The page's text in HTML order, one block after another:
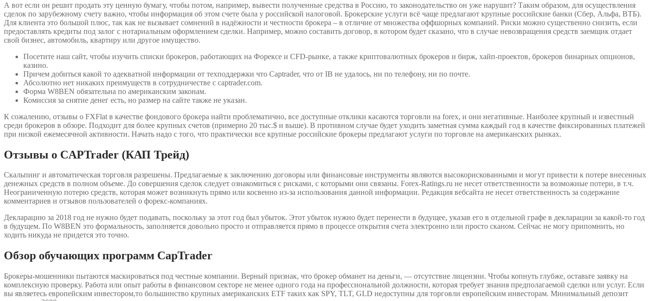
А вот если он решит продать эту ценную бумагу, чтобы потом, например, вывести полученные средства в Россию, то законодательство он уже нарушит? Таким образом, для осуществления
сделок по зарубежному счету важно, чтобы информация об этом счете была у российской налоговой. Брокерские услуги всё чаще предлагают крупные российские банки (Сбер, Альфа, ВТБ).
Для клиента это большой плюс, так как не вызывает сомнений в надёжности и честности брокера – в отличие от множества оффшорных компаний. Риски можно существенно снизить, если
предоставлять кредиты под залог с нотариальным оформлением сделки. Например, можно составить договор, в котором будет сказано, что в случае невозвращения средств заемщик отдает
свой бизнес, автомобиль, квартиру или другое имущество.
Посетите наш сайт, чтобы изучить списки брокеров, работающих на Форексе и CFD-рынке, а также криптовалютных брокеров и бирж, хайп-проектов, брокеров бинарных опционов,
казино.
Причем добиться какой то адекватной информации от техподдержки что Captrader, что от IB не удалось, ни по телефону, ни по почте.
Абсолютно нет никаких преимуществ в сотрудничестве с captrader.com.
Форма W8BEN обязательна по американским законам.
Комиссия за снятие денег есть, но размер на сайте также не указан.
К сожалению, отзывы о FXFlat в качестве фондового брокера найти проблематично, все доступные отклики касаются торговли на forex, и они негативные. Наиболее крупный и известный
среди брокеров в обзоре. Подходит для более крупных счетов (примерно 20 тыс.$ и выше). В противном случае будет уходить заметная сумма каждый год в качестве фиксированных платежей
при низкой ежемесячной активности. Начать надо с того, что практически все крупные российские брокеры предлагают услуги по торговле на американских рынках.
Отзывы о CAPTrader (КАП Трейд)
Скальпинг и автоматическая торговля разрешены. Предлагаемые к заключению договоры или финансовые инструменты являются высокорискованными и могут привести к потере внесенных
денежных средств в полном объеме. До совершения сделок следует ознакомиться с рисками, с которыми они связаны. Forex-Ratings.ru не несет ответственности за возможные потери, в т.ч.
Неограниченную потерю средств, которая может возникнуть прямо или косвенно из-за использования данной информации. Редакция вебсайта не несет ответственность за содержание
комментариев и отзывов пользователей о форекс-компаниях.
Декларацию за 2018 год не нужно будет подавать, поскольку за этот год был убыток. Этот убыток нужно будет перенести в будущее, указав его в отдельной графе в декларации за какой-то год
в будущем. По W8BEN это формальность, заполняется довольно просто и отправляется прямо в процессе открытия счета электронно или просто сканом. Сейчас не могу припомнить, но
ходить никуда не придется это точно.
Обзор обучающих программ CapTrader
Брокеры-мошенники пытаются маскироваться под честные компании. Верный признак, что брокер обманет на деньги, — отсутствие лицензии. Чтобы копнуть глубже, оставьте заявку на
комплексную проверку. Работа или опыт работы в финансовом секторе не менее одного года на профессиональной должности, которая требует знания предполагаемой сделки или услуг. Если
вы являетесь европейским инвестором,то большинство крупных американских ETF таких как SPY, TLT, GLD недоступны для торговли европейским инвесторам. Минимальный депозит